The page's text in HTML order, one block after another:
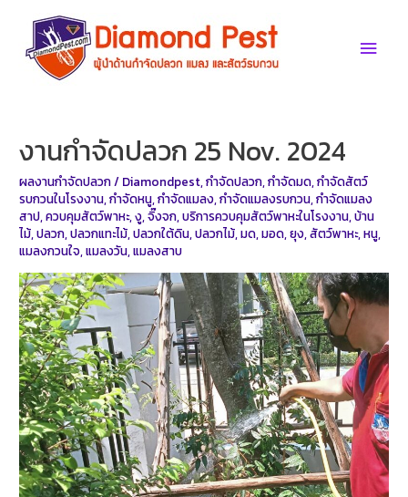
content
Main
งานกำจัดปลวก 25 Nov. 2024
ผลงานกำจัดปลวก/ Diamondpest,กำจัดปลวก,กำจัดมด,กำจัดสัตว์
รบกวนในโรงงาน,กำจัดหนู,กำจัดแมลง,กำจัดแมลงรบกวน,กำจัดแมลง
สาป,ควบคุมสัตว์พาหะ,งู,จิ๊งจก,บริการควบคุมสัตว์พาหะในโรงงาน,บ้าน
ไม้,ปลวก,ปลวกแทะไม้,ปลวกใต้ดิน,ปลวกไม้,มด,มอด,ยุง,สัตว์พาหะ,หนู,
แมลงกวนใจ,แมลงวัน,แมลงสาบ